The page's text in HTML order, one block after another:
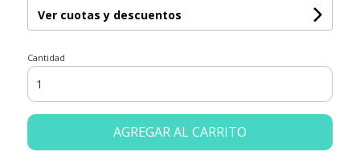
Ver cuotas y descuentos
Cantidad
AGREGAR AL CARRITO